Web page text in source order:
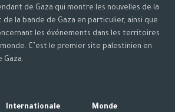
de Gaza qui montre les nouvelles de la
la bande de Gaza en particulier, ainsi que
les événements dans les territoires
C’est le premier site palestinien en
Gaza.
Internationale
Monde